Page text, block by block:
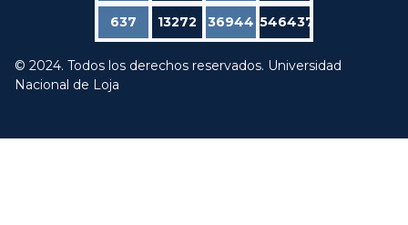
637 13272 36944 546437
© 2024. Todos los derechos reservados. Universidad
Nacional de Loja